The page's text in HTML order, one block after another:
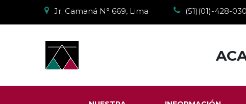
Jr. Camaná N° 669, Lima (51)(01)-428-